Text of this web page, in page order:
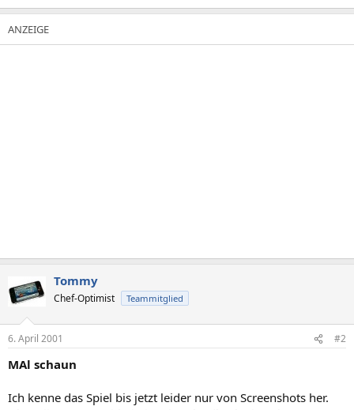
Tommy
Chef-Optimist Teammitglied
6. April 2001 #2
MAl schaun
Ich kenne das Spiel bis jetzt leider nur von Screenshots her.